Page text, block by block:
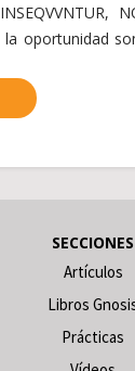
oportunidad
SECCIONES
Artículos
Libros
Prácticas